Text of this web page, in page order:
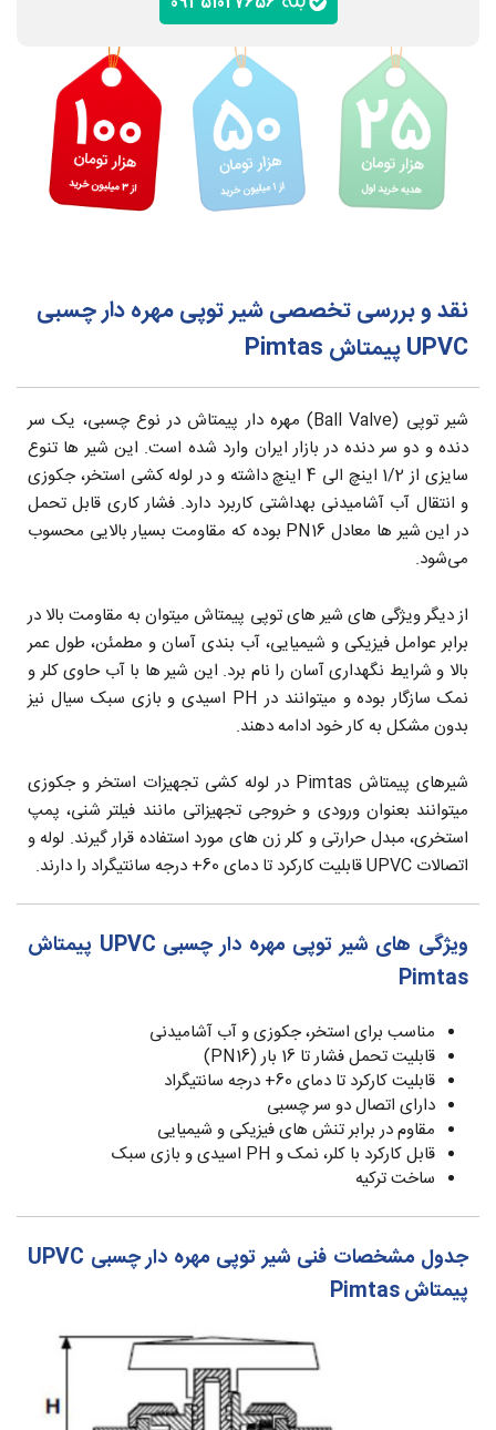
نقد و بررسی تخصصی شیر توپی مهره دار چسبی
UPVC پیمتاش Pimtas
شیر توپی (Ball Valve) مهره دار پیمتاش در نوع چسبی، یک سر
دنده و دو سر دنده در بازار ایران وارد شده است. این شیر ها تنوع
سایزی از 1/2 اینچ الی 4 اینچ داشته و در لوله کشی استخر، جکوزی
و انتقال آب آشامیدنی بهداشتی کاربرد دارد. فشار کاری قابل تحمل
در این شیر ها معادل PN16 بوده که مقاومت بسیار بالایی محسوب
می‌شود.
از دیگر ویژگی های شیر های توپی پیمتاش میتوان به مقاومت بالا در
برابر عوامل فیزیکی و شیمیایی، آب بندی آسان و مطمئن، طول عمر
بالا و شرایط نگهداری آسان را نام برد. این شیر ها با آب حاوی کلر و
نمک سازگار بوده و میتوانند در PH اسیدی و بازی سبک سیال نیز
بدون مشکل به کار خود ادامه دهند.
شیرهای پیمتاش Pimtas در لوله کشی تجهیزات استخر و جکوزی
میتوانند بعنوان ورودی و خروجی تجهیزاتی مانند فیلتر شنی، پمپ
استخری، مبدل حرارتی و کلر زن های مورد استفاده قرار گیرند. لوله و
اتصالات UPVC قابلیت کارکرد تا دمای 60+ درجه سانتیگراد را دارند.
ویژگی های شیر توپی مهره دار چسبی UPVC پیمتاش
Pimtas
مناسب برای استخر، جکوزی و آب آشامیدنی
قابلیت تحمل فشار تا 16 بار (PN16)
قابلیت کارکرد تا دمای 60+ درجه سانتیگراد
دارای اتصال دو سر چسبی
مقاوم در برابر تنش های فیزیکی و شیمیایی
قابل کارکرد با کلر، نمک و PH اسیدی و بازی سبک
ساخت ترکیه
جدول مشخصات فنی شیر توپی مهره دار چسبی UPVC
پیمتاش Pimtas